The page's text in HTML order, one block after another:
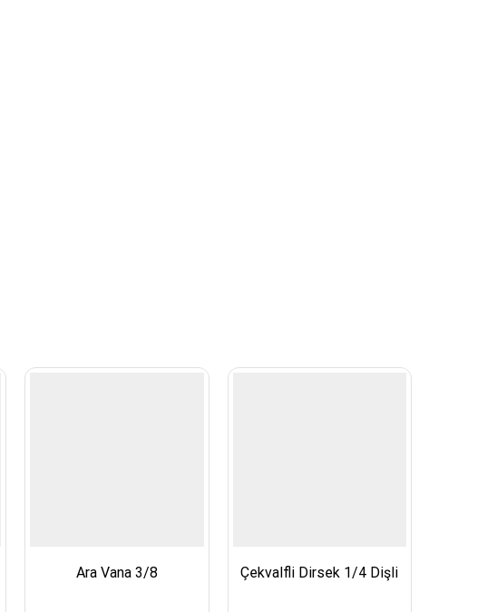
Ara Vana 3/8 Çekvalfli Dirsek 1/4 Dişli